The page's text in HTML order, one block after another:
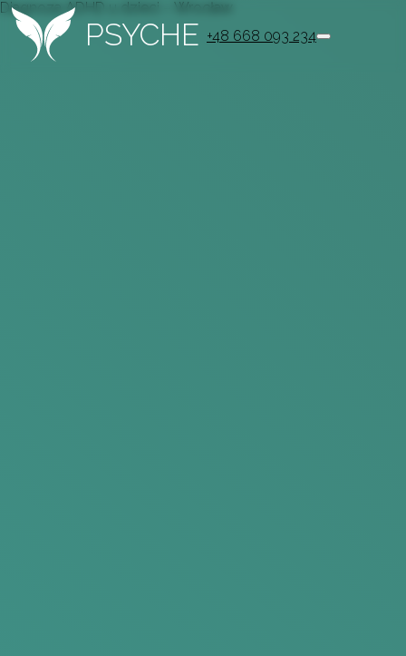
PSYCHE +48 668 093 234
Diagnoza ADHD u dzieci – Wrocław